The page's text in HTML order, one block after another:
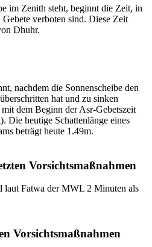
im Zenith steht, beginnt die Zeit, in
verboten sind. Diese Zeit
Dhuhr.
nachdem die Sonnenscheibe den
hat und zu sinken
dem Beginn der Asr-Gebetszeit
Die heutige Schattenlänge eines
beträgt heute 1.49m.
Vorsichtsmaßnahmen
laut Fatwa der MWL 2 Minuten als
Vorsichtsmaßnahmen